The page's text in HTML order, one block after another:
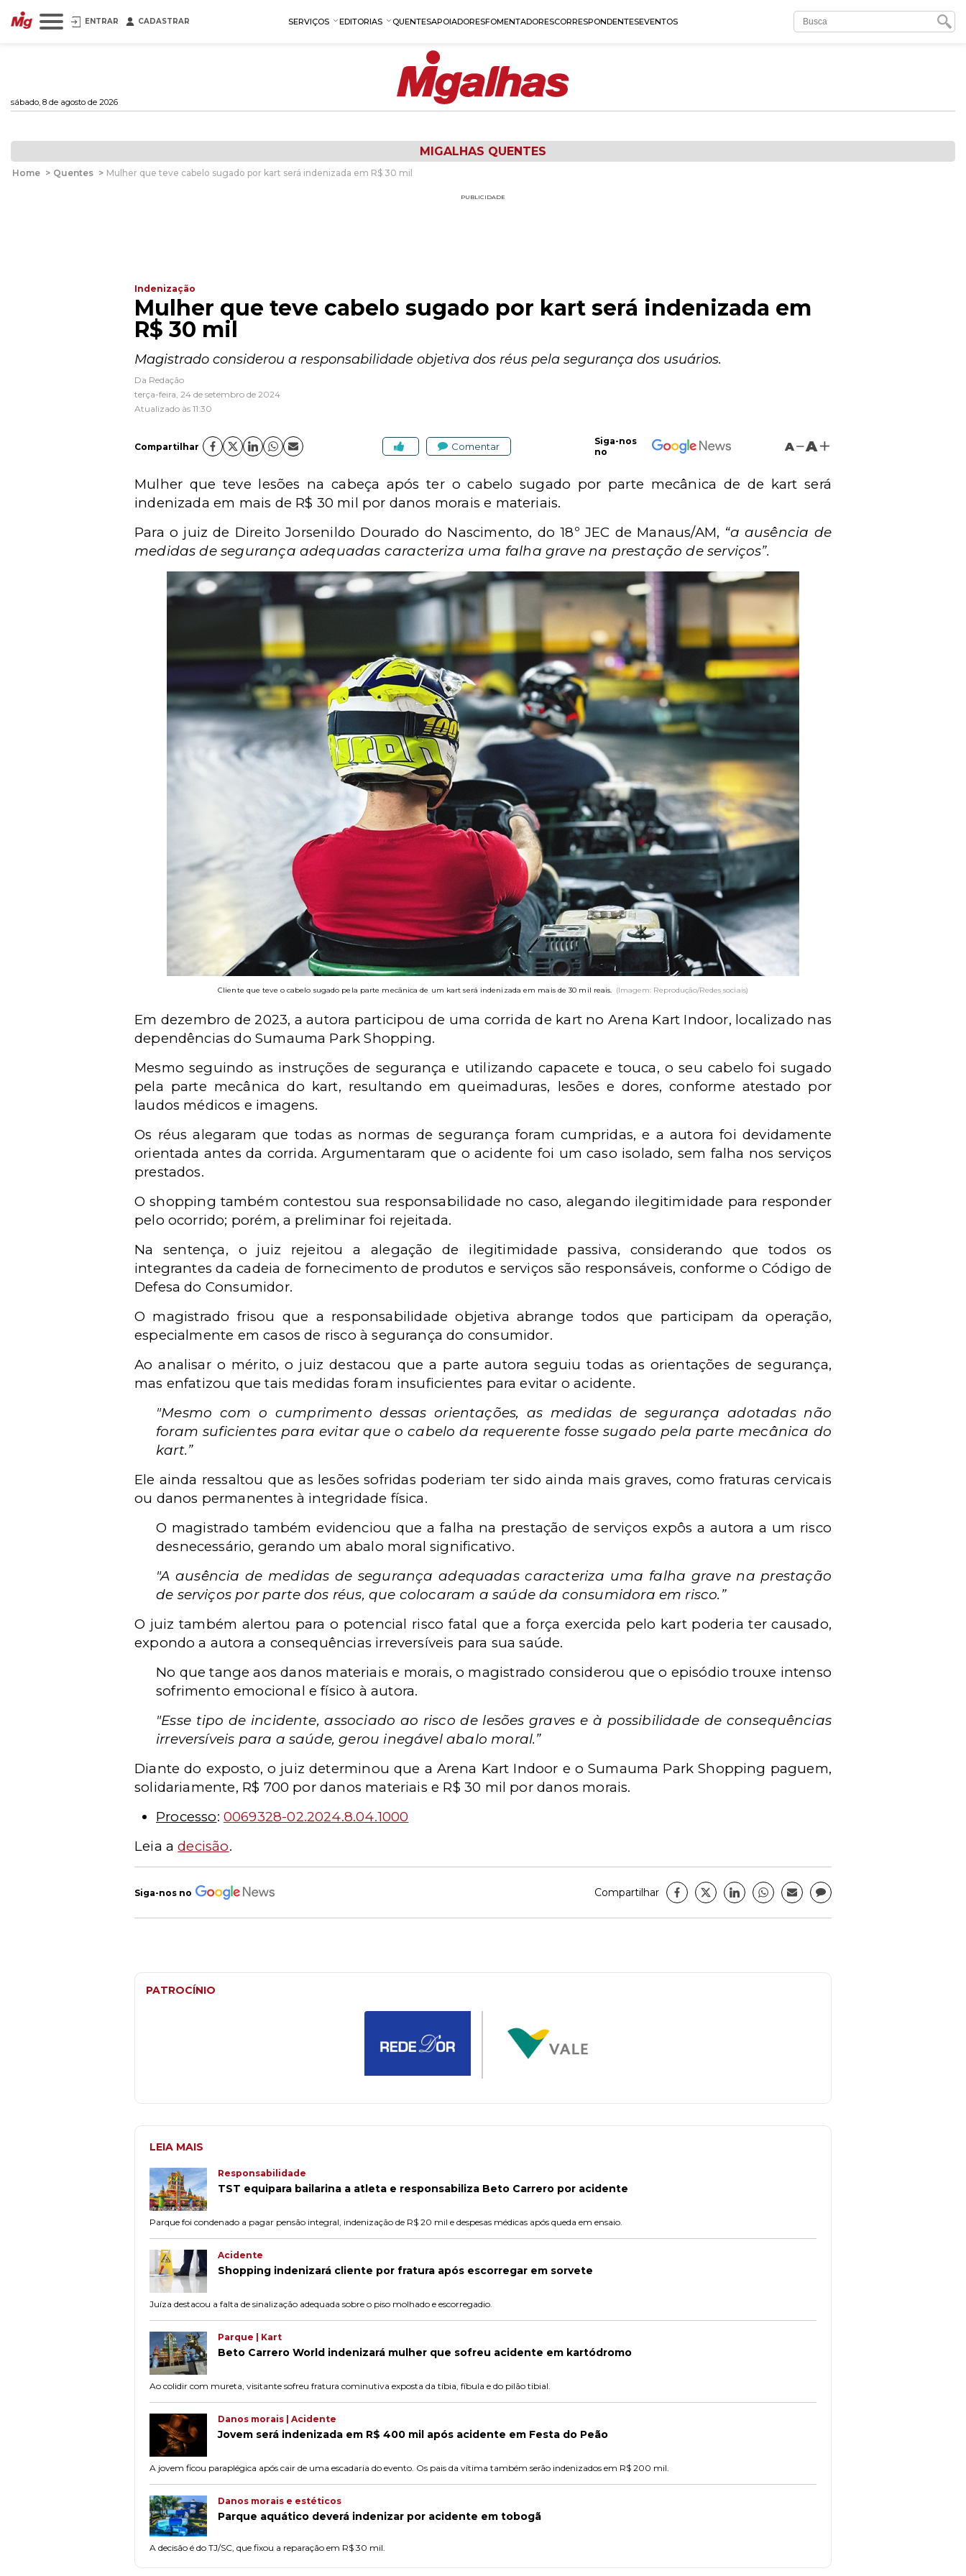
ENTRAR CADASTRAR SERVIÇOS EDITORIAS QUENTESAPOIADORESFOMENTADORESCORRESPONDENTESEVENTOS
sábado, 8 de agosto de 2026
MIGALHAS QUENTES
Home > Quentes > Mulher que teve cabelo sugado por kart será indenizada em R$ 30 mil
PUBLICIDADE
Indenização
Mulher que teve cabelo sugado por kart será indenizada em
R$ 30 mil
Magistrado considerou a responsabilidade objetiva dos réus pela segurança dos usuários.
Da Redação
terça-feira, 24 de setembro de 2024
Atualizado às 11:30
Compartilhar Comentar
Siga-nos
no
A A
Mulher que teve lesões na cabeça após ter o cabelo sugado por parte mecânica de de kart será
indenizada em mais de R$ 30 mil por danos morais e materiais.
Para o juiz de Direito Jorsenildo Dourado do Nascimento, do 18º JEC de Manaus/AM, “a ausência de
medidas de segurança adequadas caracteriza uma falha grave na prestação de serviços”.
Cliente que teve o cabelo sugado pela parte mecânica de um kart será indenizada em mais de 30 mil reais. (Imagem: Reprodução/Redes sociais)
Em dezembro de 2023, a autora participou de uma corrida de kart no Arena Kart Indoor, localizado nas
dependências do Sumauma Park Shopping.
Mesmo seguindo as instruções de segurança e utilizando capacete e touca, o seu cabelo foi sugado
pela parte mecânica do kart, resultando em queimaduras, lesões e dores, conforme atestado por
laudos médicos e imagens.
Os réus alegaram que todas as normas de segurança foram cumpridas, e a autora foi devidamente
orientada antes da corrida. Argumentaram que o acidente foi um caso isolado, sem falha nos serviços
prestados.
O shopping também contestou sua responsabilidade no caso, alegando ilegitimidade para responder
pelo ocorrido; porém, a preliminar foi rejeitada.
Na sentença, o juiz rejeitou a alegação de ilegitimidade passiva, considerando que todos os
integrantes da cadeia de fornecimento de produtos e serviços são responsáveis, conforme o Código de
Defesa do Consumidor.
O magistrado frisou que a responsabilidade objetiva abrange todos que participam da operação,
especialmente em casos de risco à segurança do consumidor.
Ao analisar o mérito, o juiz destacou que a parte autora seguiu todas as orientações de segurança,
mas enfatizou que tais medidas foram insuficientes para evitar o acidente.
"Mesmo com o cumprimento dessas orientações, as medidas de segurança adotadas não
foram suficientes para evitar que o cabelo da requerente fosse sugado pela parte mecânica do
kart.”
Ele ainda ressaltou que as lesões sofridas poderiam ter sido ainda mais graves, como fraturas cervicais
ou danos permanentes à integridade física.
O magistrado também evidenciou que a falha na prestação de serviços expôs a autora a um risco
desnecessário, gerando um abalo moral significativo.
"A ausência de medidas de segurança adequadas caracteriza uma falha grave na prestação
de serviços por parte dos réus, que colocaram a saúde da consumidora em risco.”
O juiz também alertou para o potencial risco fatal que a força exercida pelo kart poderia ter causado,
expondo a autora a consequências irreversíveis para sua saúde.
No que tange aos danos materiais e morais, o magistrado considerou que o episódio trouxe intenso
sofrimento emocional e físico à autora.
"Esse tipo de incidente, associado ao risco de lesões graves e à possibilidade de consequências
irreversíveis para a saúde, gerou inegável abalo moral.”
Diante do exposto, o juiz determinou que a Arena Kart Indoor e oSumauma Park Shopping paguem,
solidariamente, R$ 700 por danos materiais e R$ 30 mil por danos morais.
Processo: 0069328-02.2024.8.04.1000
Leia adecisão.
Siga-nos no Compartilhar
PATROCÍNIO
LEIA MAIS
Responsabilidade
TST equipara bailarina a atleta e responsabiliza Beto Carrero por acidente
Parque foi condenado a pagar pensão integral, indenização de R$ 20 mil e despesas médicas após queda em ensaio.
Acidente
Shopping indenizará cliente por fratura após escorregar em sorvete
Juíza destacou a falta de sinalização adequada sobre o piso molhado e escorregadio.
Parque | Kart
Beto Carrero World indenizará mulher que sofreu acidente em kartódromo
Ao colidir com mureta, visitante sofreu fratura cominutiva exposta da tíbia, fíbula e do pilão tibial.
Danos morais | Acidente
Jovem será indenizada em R$ 400 mil após acidente em Festa do Peão
A jovem ficou paraplégica após cair de uma escadaria do evento. Os pais da vítima também serão indenizados em R$ 200 mil.
Danos morais e estéticos
Parque aquático deverá indenizar por acidente em tobogã
A decisão é do TJ/SC, que fixou a reparação em R$ 30 mil.